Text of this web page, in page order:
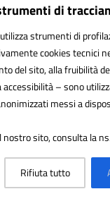
di
strumenti di
cookies tecnici
del sito, alla fruibilità
accessibilità – sono
messi a
nostro sito, consulta la
Rifiuta tutto
ANGELO ROTH
Codice
PEC:
Powered by 3D
& Design by